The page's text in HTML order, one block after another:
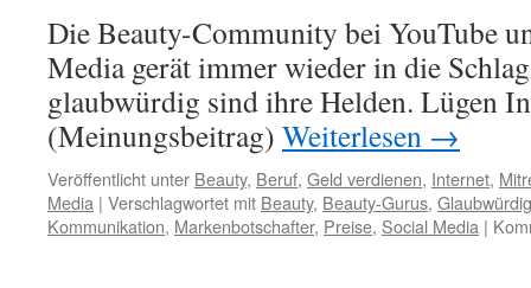
Die Beauty-Community bei YouTube
Media gerät immer wieder in die
glaubwürdig sind ihre Helden. Lügen
(Meinungsbeitrag) Weiterlesen →
Veröffentlicht unter Beauty, Beruf, Geld verdienen, Internet,
Media | Verschlagwortet mit Beauty, Beauty-Gurus,
Kommunikation, Markenbotschafter, Preise, Social Media |